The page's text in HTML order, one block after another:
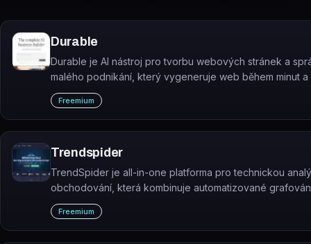
Durable
Durable je AI nástroj pro tvorbu webových stránek a
malého podnikání, který vygeneruje web během minut a
s SEO, marketingem a správou zákazníků.
Freemium
Trendspider
TrendSpider je all-in-one platforma pro technickou
obchodování, která kombinuje automatizované
backtesting strategií a AI nástroje.
Freemium